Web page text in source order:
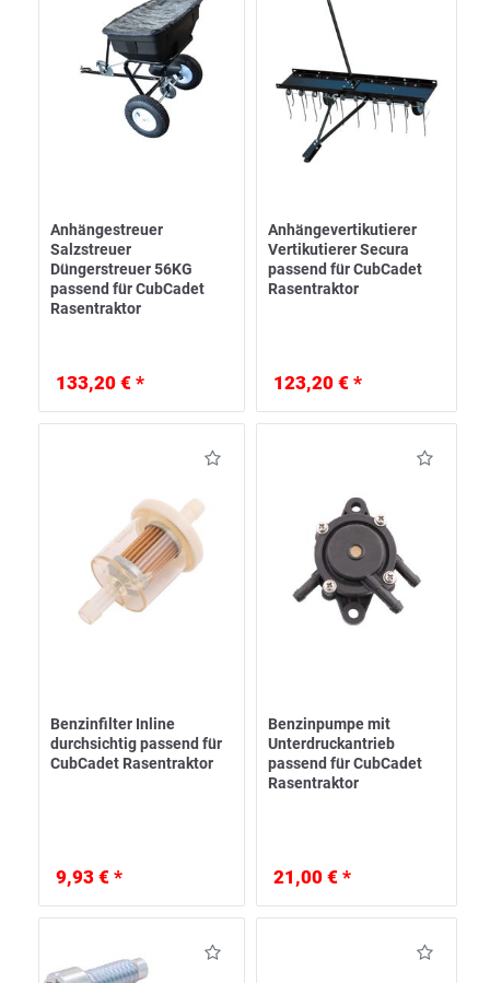
Anhängestreuer
Salzstreuer
Düngerstreuer 56KG
passend für CubCadet
Rasentraktor
133,20 € *
Anhängevertikutierer
Vertikutierer Secura
passend für CubCadet
Rasentraktor
123,20 € *
Benzinfilter Inline
durchsichtig passend für
CubCadet Rasentraktor
9,93 € *
Benzinpumpe mit
Unterdruckantrieb
passend für CubCadet
Rasentraktor
21,00 € *